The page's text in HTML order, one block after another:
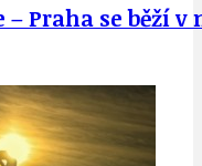
– Praha se běží